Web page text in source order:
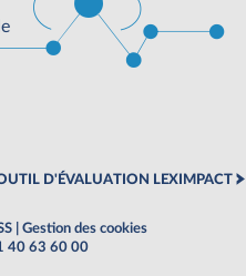
D'ÉVALUATION LEXIMPACT
Gestion des cookies
40 63 60 00